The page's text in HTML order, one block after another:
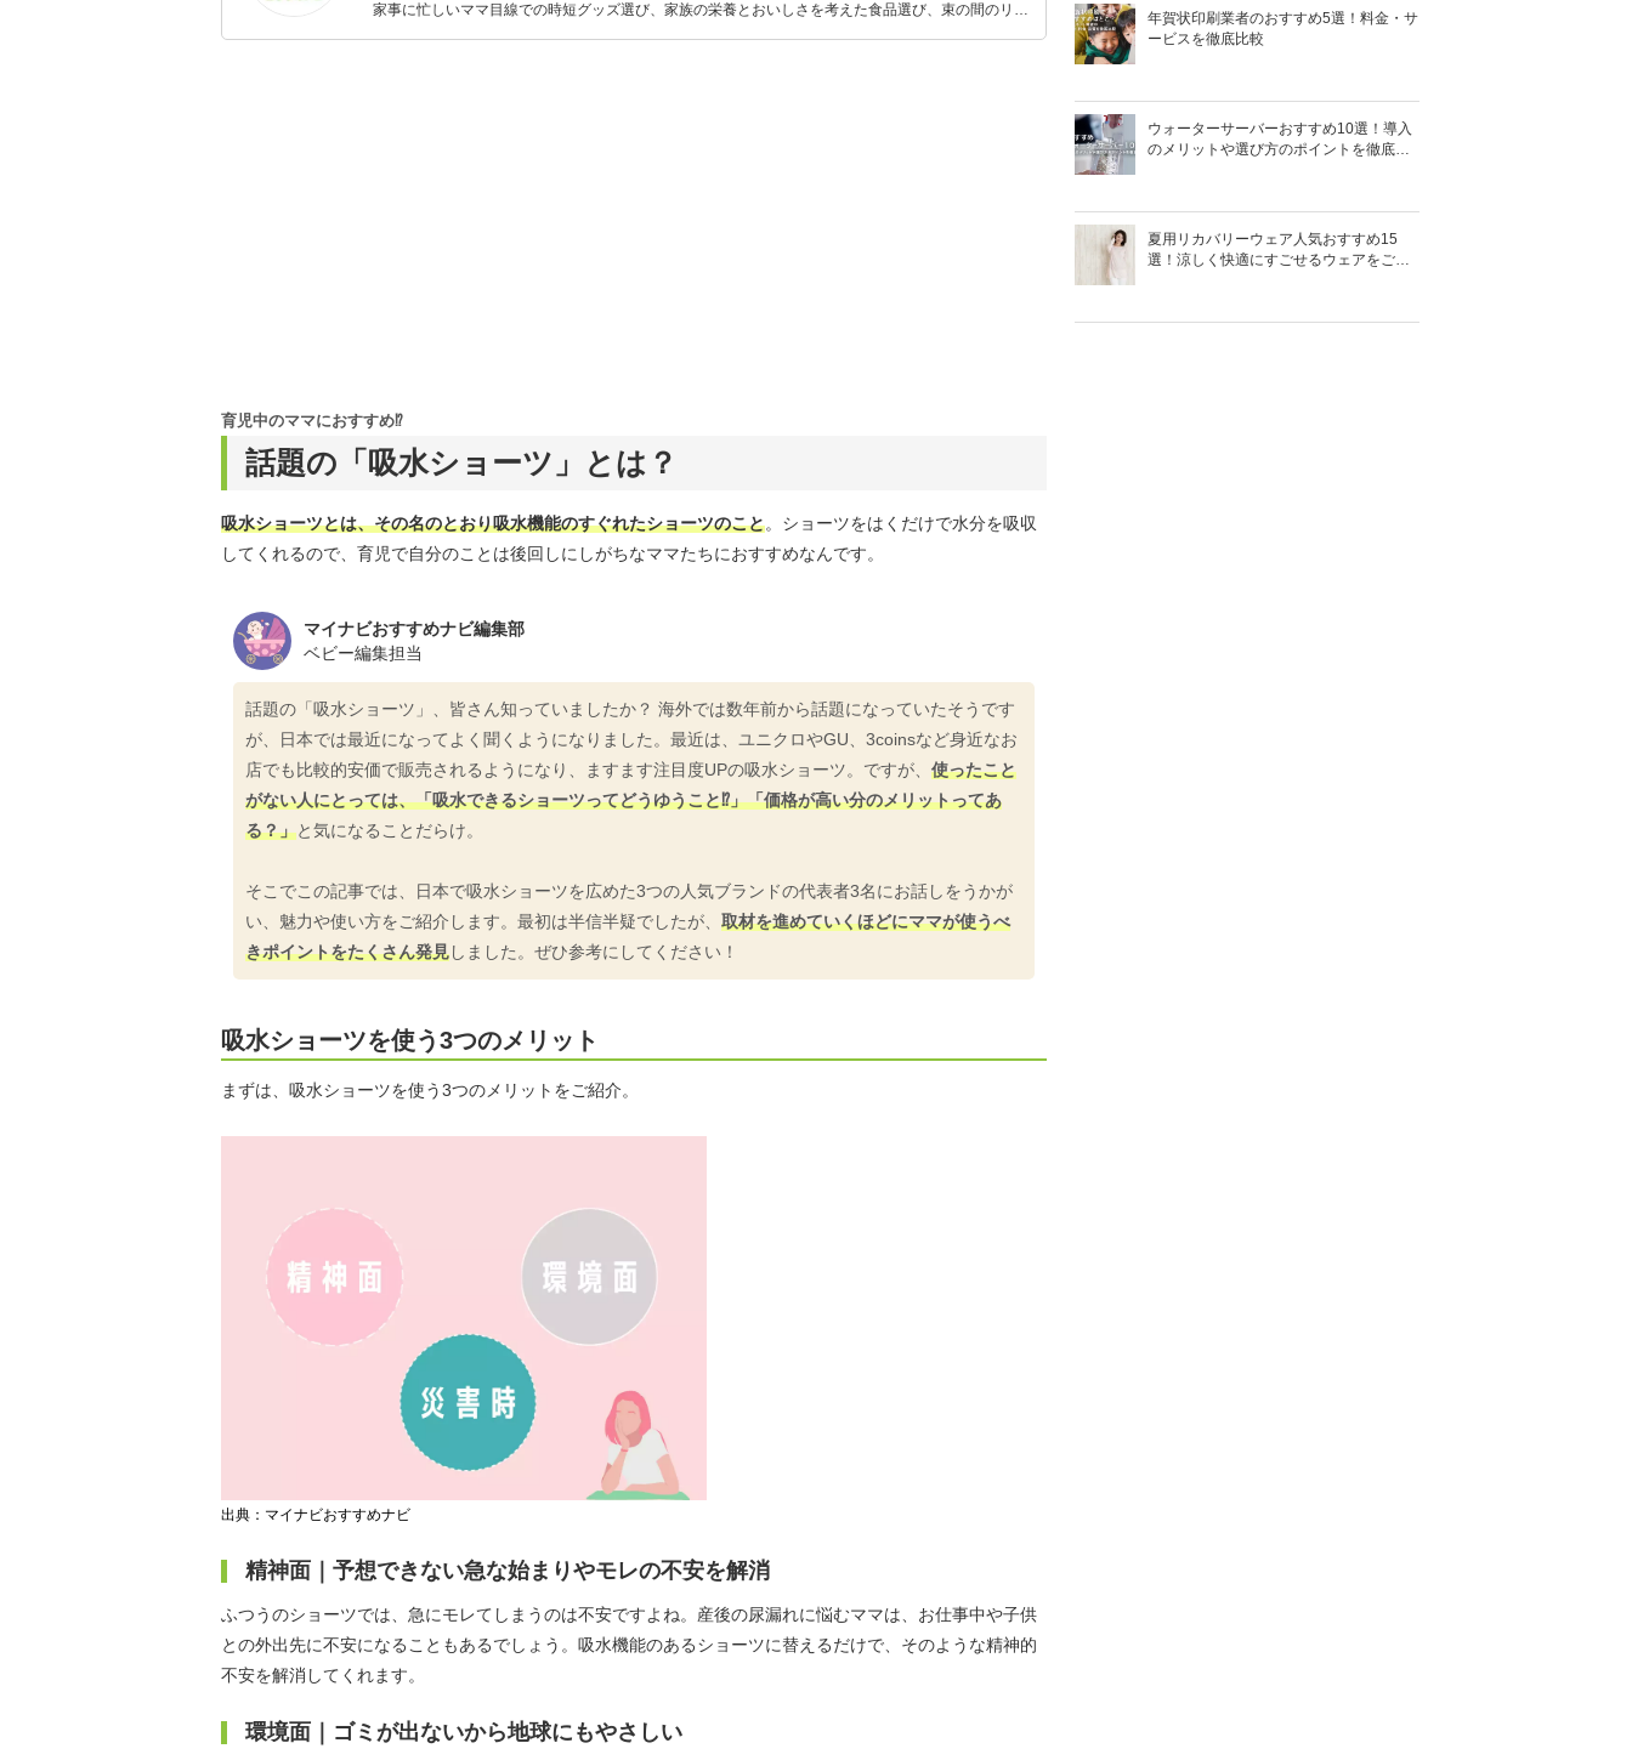
家事に忙しいママ目線での時短グッズ選び、家族の栄養とおいしさを考えた食品選び、束の間のリラ
話題の「吸水ショーツ」とは？
育児中のママにおすすめ⁉
吸水ショーツとは、その名のとおり吸水機能のすぐれたショーツのこと。ショーツをはくだけで水分を吸収
してくれるので、育児で自分のことは後回しにしがちなママたちにおすすめなんです。
マイナビおすすめナビ編集部
ベビー編集担当
話題の「吸水ショーツ」、皆さん知っていましたか？ 海外では数年前から話題になっていたそうです
が、日本では最近になってよく聞くようになりました。最近は、ユニクロやGU、3coinsなど身近なお
店でも比較的安価で販売されるようになり、ますます注目度UPの吸水ショーツ。ですが、 使ったこと
がない人にとっては、「吸水できるショーツってどうゆうこと⁉」「価格が高い分のメリットってあ
る？」と気になることだらけ。
そこでこの記事では、日本で吸水ショーツを広めた3つの人気ブランドの代表者3名にお話しをうかが
い、魅力や使い方をご紹介します。最初は半信半疑でしたが、 取材を進めていくほどにママが使うべ
きポイントをたくさん発見しました。ぜひ参考にしてください！
吸水ショーツを使う3つのメリット
まずは、吸水ショーツを使う3つのメリットをご紹介。
出典：マイナビおすすめナビ
精神面｜予想できない急な始まりやモレの不安を解消
ふつうのショーツでは、急にモレてしまうのは不安ですよね。産後の尿漏れに悩むママは、お仕事中や子供
との外出先に不安になることもあるでしょう。吸水機能のあるショーツに替えるだけで、そのような精神的
不安を解消してくれます。
環境面｜ゴミが出ないから地球にもやさしい
年賀状印刷業者のおすすめ5選！料金・サ
ービスを徹底比較
ウォーターサーバーおすすめ10選！導入
のメリットや選び方のポイントを徹底解
夏用リカバリーウェア人気おすすめ15
選！涼しく快適にすごせるウェアをご紹